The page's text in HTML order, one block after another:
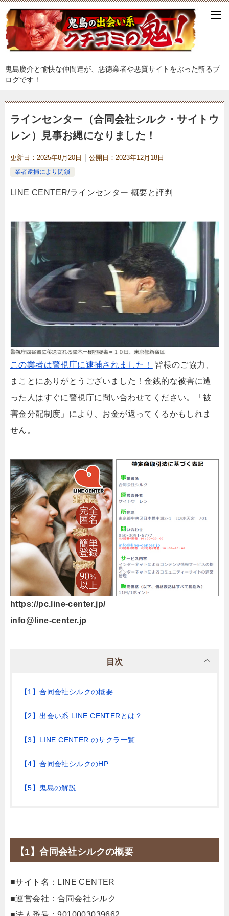
鬼島慶介と愉快な仲間達が、悪徳業者や悪質サイトをぶった斬るブ
ログです！
ラインセンター（合同会社シルク・サイトウ
レン）見事お縄になりました！
更新日： 2025年8月20日 公開日： 2023年12月18日
業者逮捕により閉鎖
LINE CENTER/ラインセンター 概要と評判
この業者は警視庁に逮捕されました！
皆様のご協力、
まことにありがとうございました！金銭的な被害に遭
った人はすぐに警視庁に問い合わせてください。「被
害金分配制度」により、お金が返ってくるかもしれま
せん。
https://pc.line-center.jp/
info@line-center.jp
目次
【1】合同会社シルクの概要
【2】出会い系 LINE CENTERとは？
【3】LINE CENTER のサクラ一覧
【4】合同会社シルクのHP
【5】鬼島の解説
【1】合同会社シルクの概要
■サイト名：LINE CENTER
■運営会社：合同会社シルク